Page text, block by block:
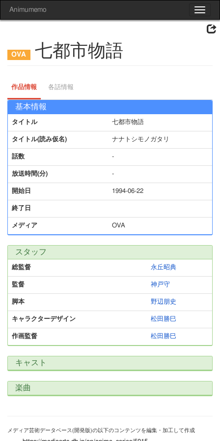
Toggle
Animumemo
七都市物語
作品情報 各話情報
基本情報
タイトル 七都市物語
タイトル(読み仮名) ナナトシモノガタリ
話数 -
放送時間(分) -
開始日 1994-06-22
終了日
メディア OVA
スタッフ
総監督 永丘昭典
監督 神戸守
脚本 野辺朋史
キャラクターデザイン 松田勝巳
作画監督 松田勝巳
キャスト
楽曲
メディア芸術データベース(開発版)の以下のコンテンツを編集・加工して作成